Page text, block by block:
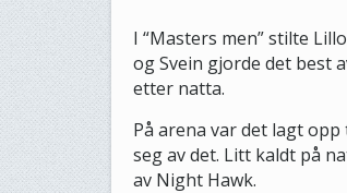
I “Masters men” stilte
og Svein gjorde det best
etter natta.
På arena var det lagt
seg av det. Litt kaldt på
av Night Hawk.